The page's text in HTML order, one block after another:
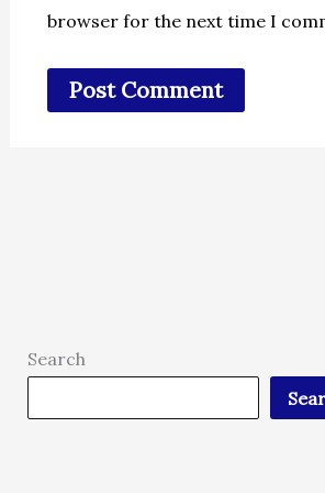
browser for the next time I
Search